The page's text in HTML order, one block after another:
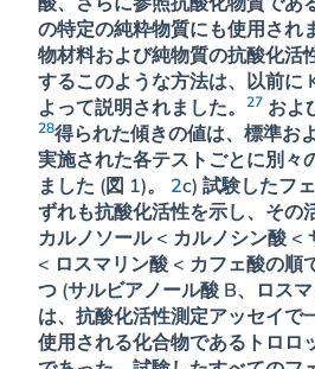
の特定の純粋物質にも使用され
物材料および純物質の抗酸化活
するこのような方法は、以前に
よって説明されました。27 およ
28得られた傾きの値は、標準お
実施された各テストごとに別々
ました (図 1)。 2c) 試験したフ
ずれも抗酸化活性を示し、その
カルノソール < カルノシン酸 <
< ロスマリン酸 < カフェ酸の順
つ (サルビアノール酸 B、ロス
は、抗酸化活性測定アッセイで
使用される化合物であるトロロ